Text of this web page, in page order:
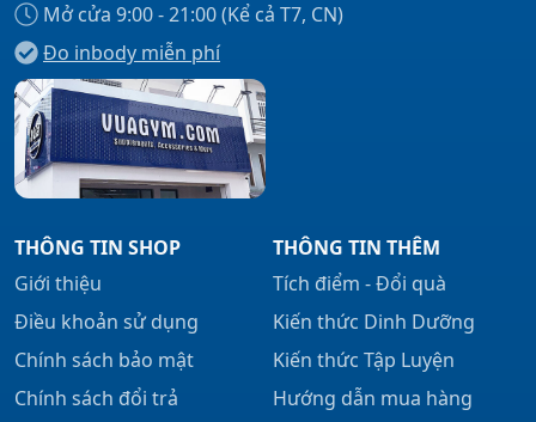
Mở cửa 9:00 - 21:00 (Kể cả T7, CN)
Đo inbody miễn phí
THÔNG TIN SHOP
Giới thiệu
Điều khoản sử dụng
Chính sách bảo mật
Chính sách đổi trả
THÔNG TIN THÊM
Tích điểm - Đổi quà
Kiến thức Dinh Dưỡng
Kiến thức Tập Luyện
Hướng dẫn mua hàng